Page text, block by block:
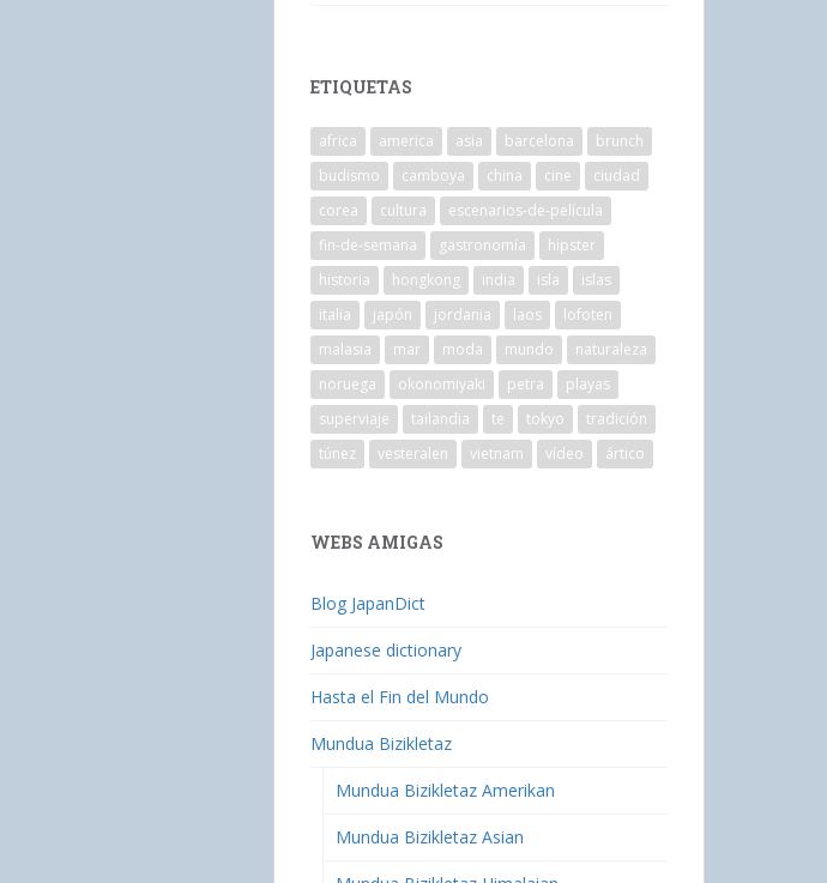
ETIQUETAS
africa america asia barcelona
brunch
budismo
camboya china cine
ciudad
corea
cultura
escenarios-de-película
fin-de-semana
gastronomía
hipster
historia
hongkong india isla
islas
italia
japón jordania laos
lofoten
malasia
mar moda mundo
naturaleza
noruega
okonomiyaki petra
playas
superviaje
tailandia te tokyo
tradición
túnez
vesteralen vietnam vídeo ártico
WEBS AMIGAS
Blog JapanDict
Japanese dictionary
Hasta el Fin del Mundo
Mundua Bizikletaz
Mundua Bizikletaz Amerikan
Mundua Bizikletaz Asian